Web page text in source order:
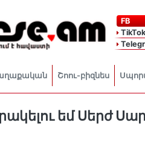
FB
TikTok
Շոու-բիզնես
եմ Սերժ